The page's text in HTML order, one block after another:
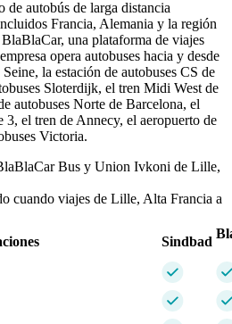
autobús de larga distancia
Francia, Alemania y la región
una plataforma de viajes
opera autobuses hacia y desde
la estación de autobuses CS de
Sloterdijk, el tren Midi West de
autobuses Norte de Barcelona, ​​el
3, el tren de Annecy, el aeropuerto de
Victoria.
Bus y Union Ivkoni de Lille,
cuando viajes de Lille, Alta Francia a
Sindbad